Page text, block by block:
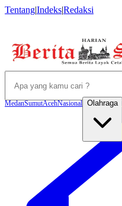
Tentang|Indeks|Redaksi
MedanSumutAcehNasional Olahraga